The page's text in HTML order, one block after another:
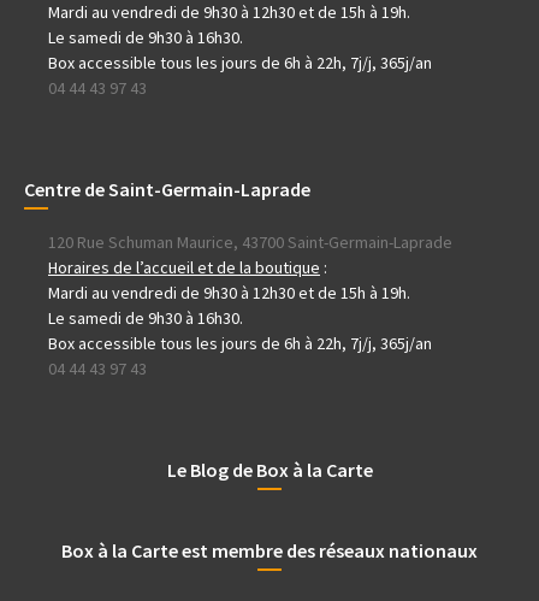
Mardi au vendredi de 9h30 à 12h30 et de 15h à 19h.
Le samedi de 9h30 à 16h30.
Box accessible tous les jours de 6h à 22h, 7j/j, 365j/an
04 44 43 97 43
Centre de Saint-Germain-Laprade
120 Rue Schuman Maurice, 43700 Saint-Germain-Laprade
Horaires de l’accueil et de la boutique :
Mardi au vendredi de 9h30 à 12h30 et de 15h à 19h.
Le samedi de 9h30 à 16h30.
Box accessible tous les jours de 6h à 22h, 7j/j, 365j/an
04 44 43 97 43
Le Blog de Box à la Carte
Box à la Carte est membre des réseaux nationaux